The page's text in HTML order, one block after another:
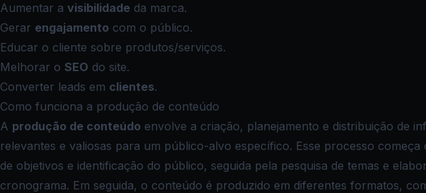
Aumentar a visibilidade da marca.
Gerar engajamento com o público.
Educar o cliente sobre produtos/serviços.
Melhorar o SEO do site.
Converter leads em clientes.
Como funciona a produção de conteúdo
A produção de conteúdo envolve a criação, planejamento e distribuição de
relevantes e valiosas para um público-alvo específico. Esse processo começa
de objetivos e identificação do público, seguida pela pesquisa de temas e
cronograma. Em seguida, o conteúdo é produzido em diferentes formatos,